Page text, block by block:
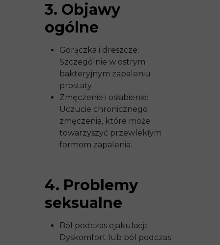
3. Objawy
ogólne
Gorączka i dreszcze:
Szczególnie w ostrym
bakteryjnym zapaleniu
prostaty.
Zmęczenie i osłabienie:
Uczucie chronicznego
zmęczenia, które może
towarzyszyć przewlekłym
formom zapalenia.
4. Problemy
seksualne
Ból podczas ejakulacji:
Dyskomfort lub ból podczas